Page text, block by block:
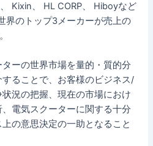
Kixin、 HL CORP、 Hiboyなど
界のトップ3メーカーが売上の
ーの世界市場を量的・質的分
ることで、お客様のビジネス/
況の把握、現在の市場におけ
電気スクーターに関する十分
の意思決定の一助となること